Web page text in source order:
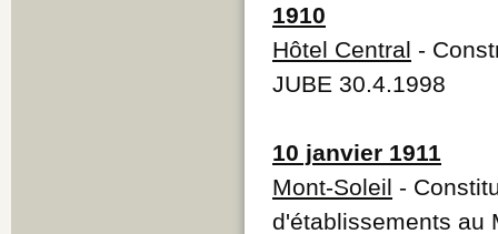
1910
Hôtel Central -
JUBE 30.4.1998
10 janvier 1911
Mont-Soleil -
d'établissements au